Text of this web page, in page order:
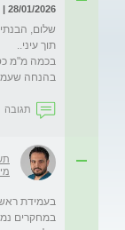
28/01/2026 | 12:51 | מאת: שרון
שלום,
בהנחה
תגובה
בעמידת ראש